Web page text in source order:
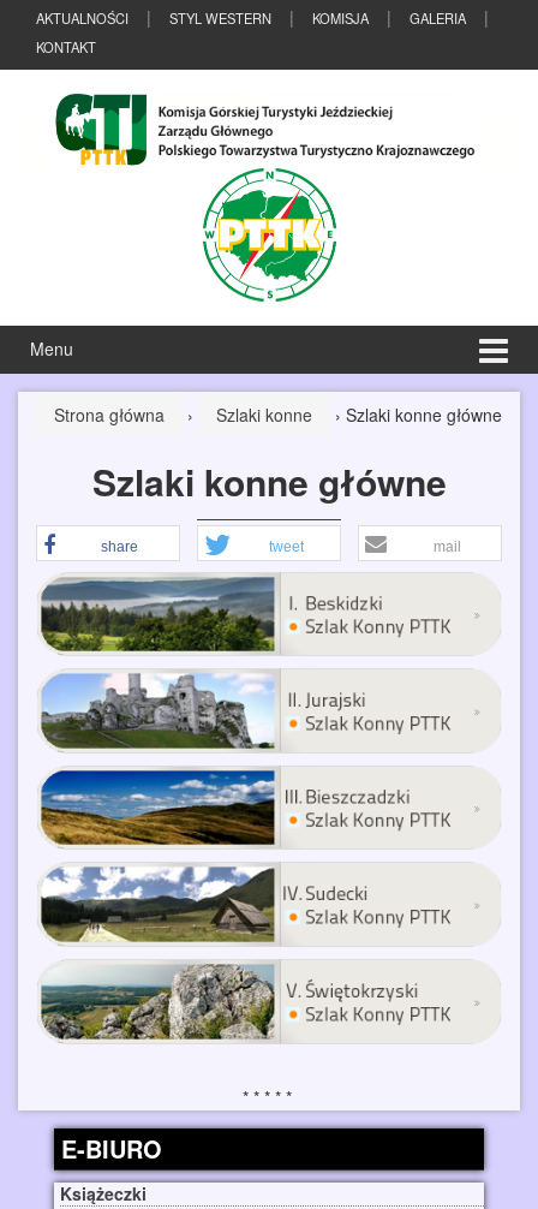
Przeskocz
treści
Przejdź
menu
AKTUALNOŚCI STYL WESTERN KOMISJA
GALERIA
KONTAKT
Menu
Strona główna › Szlaki konne › Szlaki konne główne
Szlaki konne główne
share tweet mail
E-BIURO
Książeczki